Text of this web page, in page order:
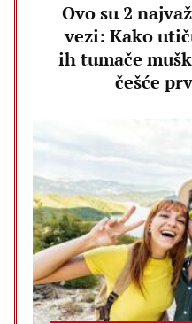
Ovo su 2
vezi: Kako
ih tumače
češće